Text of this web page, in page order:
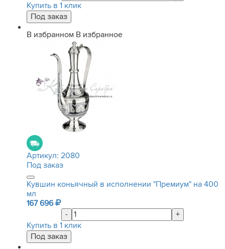
Купить в 1 клик
В избранном В избранное
Артикул: 2080
Под заказ
Кувшин коньячный в исполнении "Премиум" на 400
мл
167 696
-
+
Купить в 1 клик